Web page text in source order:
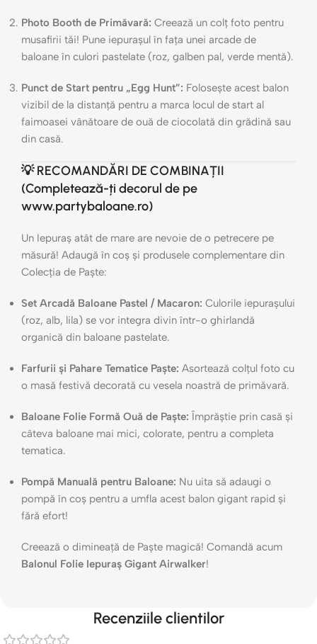
Photo Booth de Primăvară: Creează un colț foto pentru
musafirii tăi! Pune iepurașul în fața unei arcade de
baloane în culori pastelate (roz, galben pal, verde mentă).
Punct de Start pentru „Egg Hunt”: Folosește acest balon
vizibil de la distanță pentru a marca locul de start al
faimoasei vânătoare de ouă de ciocolată din grădină sau
din casă.
💡 RECOMANDĂRI DE COMBINAȚII
(Completează-ți decorul de pe
www.partybaloane.ro)
Un Iepuraș atât de mare are nevoie de o petrecere pe
măsură! Adaugă în coș și produsele complementare din
Colecția de Paște:
Set Arcadă Baloane Pastel / Macaron: Culorile iepurașului
(roz, alb, lila) se vor integra divin într-o ghirlandă
organică din baloane pastelate.
Farfurii și Pahare Tematice Paște: Asortează colțul foto cu
o masă festivă decorată cu vesela noastră de primăvară.
Baloane Folie Formă Ouă de Paște: Împrăștie prin casă și
câteva baloane mai mici, colorate, pentru a completa
tematica.
Pompă Manuală pentru Baloane: Nu uita să adaugi o
pompă în coș pentru a umfla acest balon gigant rapid și
fără efort!
Creează o dimineață de Paște magică! Comandă acum
Balonul Folie Iepuraș Gigant Airwalker!
Recenziile clientilor